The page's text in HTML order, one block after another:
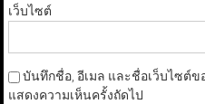
เว็บไซต์
บันทึกชื่อ, อีเมล และชื่อเว็บไซต์
แสดงความเห็นครั้งถัดไป